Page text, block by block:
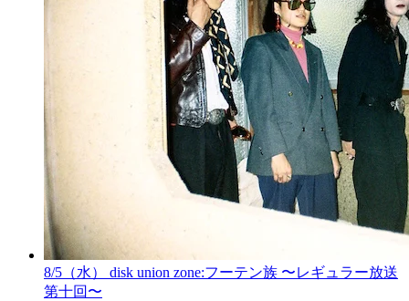
8/5（水） disk union zone:フーテン族 〜レギュラー放送
第十回〜